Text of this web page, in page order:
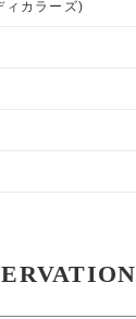
ィカラーズ)